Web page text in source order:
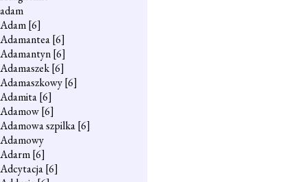
adam
Adam[6]
Adamantea[6]
Adamantyn[6]
Adamaszek[6]
Adamaszkowy[6]
Adamita[6]
Adamow[6]
Adamowa szpilka[6]
Adamowy
Adarm[6]
Adcytacja[6]